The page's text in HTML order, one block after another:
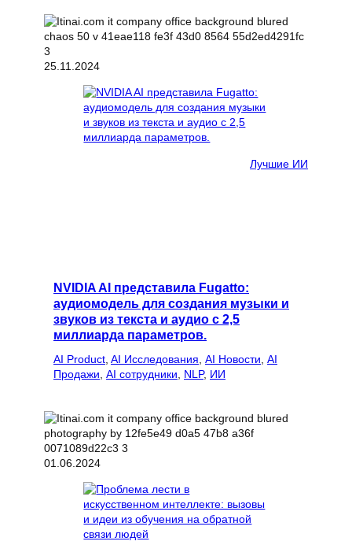
25.11.2024
Лучшие ИИ
NVIDIA AI представила Fugatto:
аудиомодель для создания музыки и
звуков из текста и аудио с 2,5
миллиарда параметров.
AI Product AI Исследования AI Новости AI
Продажи AI сотрудники NLP, ИИ
01.06.2024